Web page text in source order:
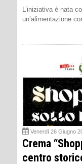
L’iniziativa è nata
un’alimentazione
Venerdì 26 Giugno
Crema
centro